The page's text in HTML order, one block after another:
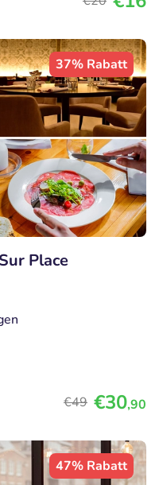
37% Rabatt
Place
€49 €30,90
47% Rabatt